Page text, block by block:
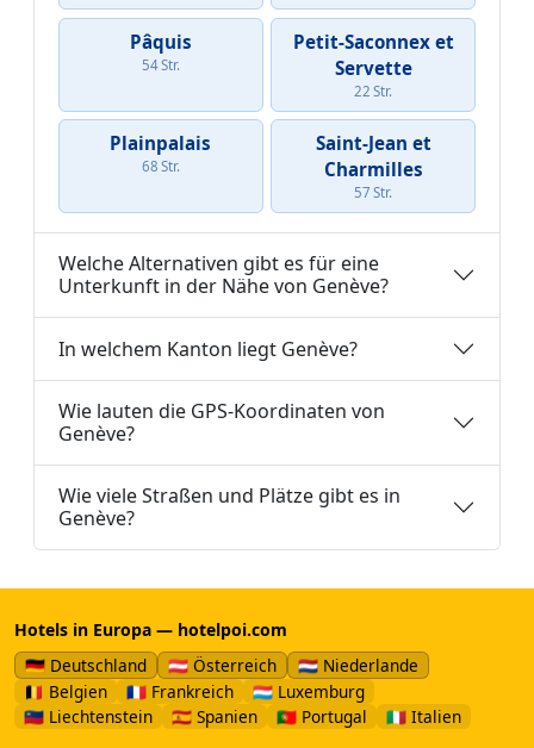
Pâquis
54 Str.
Petit-Saconnex et
Servette
22 Str.
Plainpalais
68 Str.
Saint-Jean et
Charmilles
57 Str.
Welche Alternativen gibt es für eine
Unterkunft in der Nähe von Genève?
In welchem Kanton liegt Genève?
Wie lauten die GPS-Koordinaten von
Genève?
Wie viele Straßen und Plätze gibt es in
Genève?
Hotels in Europa — hotelpoi.com
🇩🇪 Deutschland
🇦🇹 Österreich
🇳🇱 Niederlande
🇧🇪 Belgien
🇫🇷 Frankreich
🇱🇺 Luxemburg
🇱🇮 Liechtenstein
🇪🇸 Spanien 🇵🇹 Portugal 🇮🇹 Italien